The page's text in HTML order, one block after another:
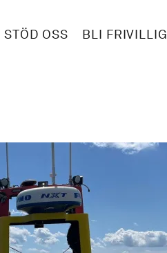
STÖD OSS BLI FRIVILLIG